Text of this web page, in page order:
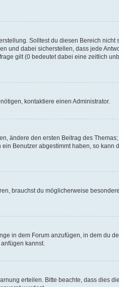
Solltest du diesen Bereich nicht
und dabei sicherstellen, dass jede
gilt (0 bedeutet dabei eine zeitlich
kontaktiere einen Administrator.
ändere den ersten Beitrag des
Benutzer abgestimmt haben, so kann
brauchst du möglicherweise
in dem Forum anzufügen, in dem du
kannst.
erteilen. Bitte beachte, dass dies